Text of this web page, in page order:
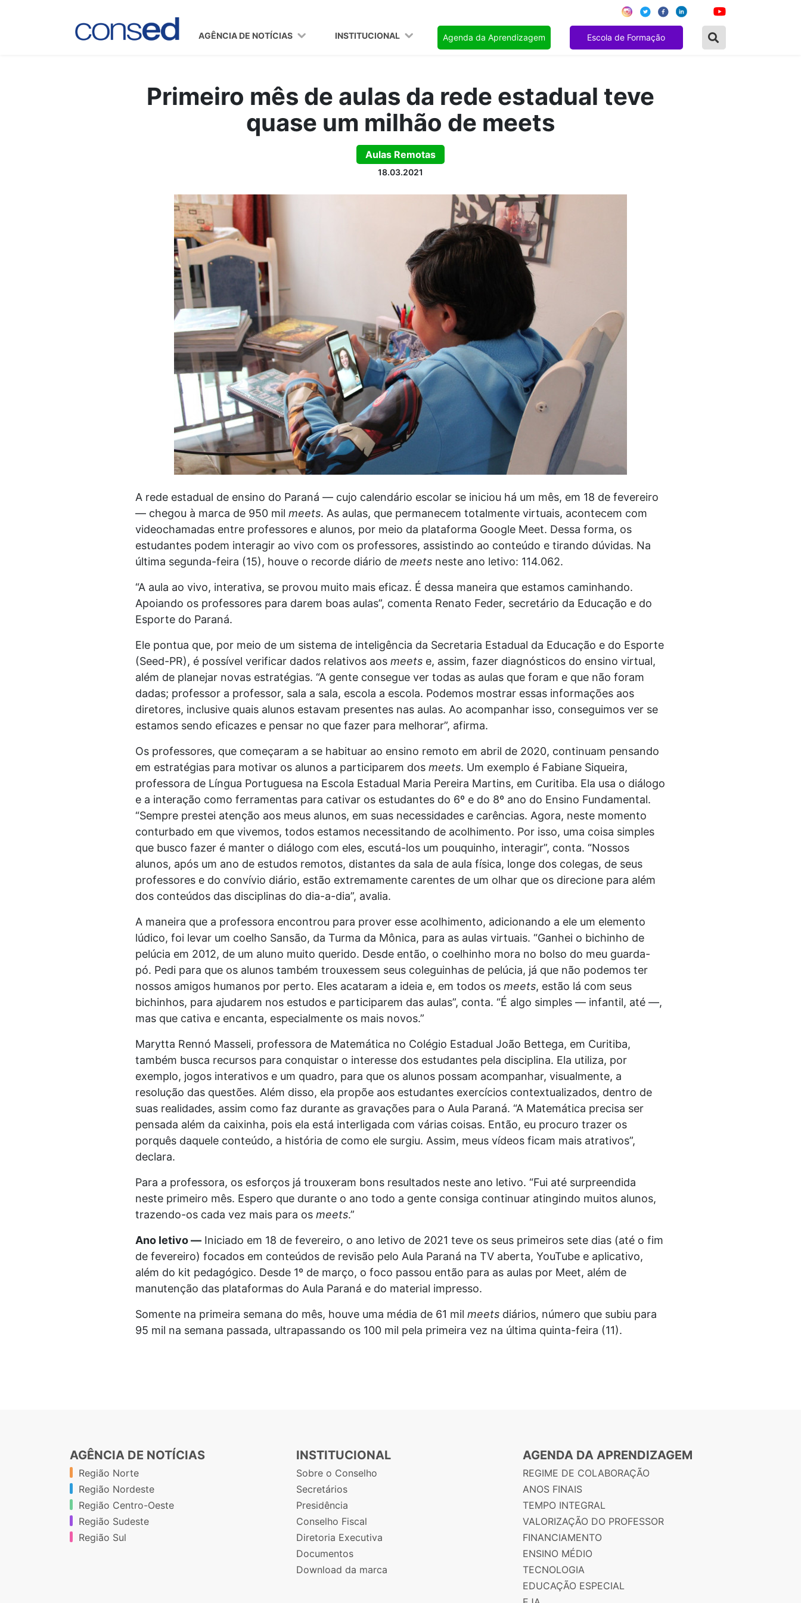
AGÊNCIA DE NOTÍCIAS INSTITUCIONAL Agenda da Aprendizagem Escola de Formação
Primeiro mês de aulas da rede estadual teve
quase um milhão de meets
Aulas Remotas
18.03.2021
A rede estadual de ensino do Paraná — cujo calendário escolar se iniciou há um mês, em 18 de fevereiro
— chegou à marca de 950 mil meets. As aulas, que permanecem totalmente virtuais, acontecem com
videochamadas entre professores e alunos, por meio da plataforma Google Meet. Dessa forma, os
estudantes podem interagir ao vivo com os professores, assistindo ao conteúdo e tirando dúvidas. Na
última segunda-feira (15), houve o recorde diário de meets neste ano letivo: 114.062.
“A aula ao vivo, interativa, se provou muito mais eficaz. É dessa maneira que estamos caminhando.
Apoiando os professores para darem boas aulas”, comenta Renato Feder, secretário da Educação e do
Esporte do Paraná.
Ele pontua que, por meio de um sistema de inteligência da Secretaria Estadual da Educação e do Esporte
(Seed-PR), é possível verificar dados relativos aos meets e, assim, fazer diagnósticos do ensino virtual,
além de planejar novas estratégias. “A gente consegue ver todas as aulas que foram e que não foram
dadas; professor a professor, sala a sala, escola a escola. Podemos mostrar essas informações aos
diretores, inclusive quais alunos estavam presentes nas aulas. Ao acompanhar isso, conseguimos ver se
estamos sendo eficazes e pensar no que fazer para melhorar”, afirma.
Os professores, que começaram a se habituar ao ensino remoto em abril de 2020, continuam pensando
em estratégias para motivar os alunos a participarem dos meets. Um exemplo é Fabiane Siqueira,
professora de Língua Portuguesa na Escola Estadual Maria Pereira Martins, em Curitiba. Ela usa o diálogo
e a interação como ferramentas para cativar os estudantes do 6º e do 8º ano do Ensino Fundamental.
“Sempre prestei atenção aos meus alunos, em suas necessidades e carências. Agora, neste momento
conturbado em que vivemos, todos estamos necessitando de acolhimento. Por isso, uma coisa simples
que busco fazer é manter o diálogo com eles, escutá-los um pouquinho, interagir”, conta. “Nossos
alunos, após um ano de estudos remotos, distantes da sala de aula física, longe dos colegas, de seus
professores e do convívio diário, estão extremamente carentes de um olhar que os direcione para além
dos conteúdos das disciplinas do dia-a-dia”, avalia.
A maneira que a professora encontrou para prover esse acolhimento, adicionando a ele um elemento
lúdico, foi levar um coelho Sansão, da Turma da Mônica, para as aulas virtuais. “Ganhei o bichinho de
pelúcia em 2012, de um aluno muito querido. Desde então, o coelhinho mora no bolso do meu guarda-
pó. Pedi para que os alunos também trouxessem seus coleguinhas de pelúcia, já que não podemos ter
nossos amigos humanos por perto. Eles acataram a ideia e, em todos os meets, estão lá com seus
bichinhos, para ajudarem nos estudos e participarem das aulas”, conta. “É algo simples — infantil, até —,
mas que cativa e encanta, especialmente os mais novos.”
Marytta Rennó Masseli, professora de Matemática no Colégio Estadual João Bettega, em Curitiba,
também busca recursos para conquistar o interesse dos estudantes pela disciplina. Ela utiliza, por
exemplo, jogos interativos e um quadro, para que os alunos possam acompanhar, visualmente, a
resolução das questões. Além disso, ela propõe aos estudantes exercícios contextualizados, dentro de
suas realidades, assim como faz durante as gravações para o Aula Paraná. “A Matemática precisa ser
pensada além da caixinha, pois ela está interligada com várias coisas. Então, eu procuro trazer os
porquês daquele conteúdo, a história de como ele surgiu. Assim, meus vídeos ficam mais atrativos”,
declara.
Para a professora, os esforços já trouxeram bons resultados neste ano letivo. “Fui até surpreendida
neste primeiro mês. Espero que durante o ano todo a gente consiga continuar atingindo muitos alunos,
trazendo-os cada vez mais para os meets.”
Ano letivo — Iniciado em 18 de fevereiro, o ano letivo de 2021 teve os seus primeiros sete dias (até o fim
de fevereiro) focados em conteúdos de revisão pelo Aula Paraná na TV aberta, YouTube e aplicativo,
além do kit pedagógico. Desde 1º de março, o foco passou então para as aulas por Meet, além de
manutenção das plataformas do Aula Paraná e do material impresso.
Somente na primeira semana do mês, houve uma média de 61 mil meets diários, número que subiu para
95 mil na semana passada, ultrapassando os 100 mil pela primeira vez na última quinta-feira (11).
AGÊNCIA DE NOTÍCIAS
Região Norte
Região Nordeste
Região Centro-Oeste
Região Sudeste
Região Sul
INSTITUCIONAL
Sobre o Conselho
Secretários
Presidência
Conselho Fiscal
Diretoria Executiva
Documentos
Download da marca
AGENDA DA APRENDIZAGEM
REGIME DE COLABORAÇÃO
ANOS FINAIS
TEMPO INTEGRAL
VALORIZAÇÃO DO PROFESSOR
FINANCIAMENTO
ENSINO MÉDIO
TECNOLOGIA
EDUCAÇÃO ESPECIAL